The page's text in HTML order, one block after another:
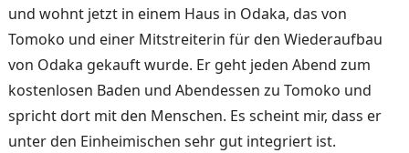
und wohnt jetzt in einem Haus in Odaka, das von
Tomoko und einer Mit­streiterin für den Wiederauf­bau
von Odaka gekauft wurde. Er geht jeden Abend zum
kos­tenlosen Baden und Abendes­sen zu Tomoko und
spricht dort mit den Menschen. Es scheint mir, dass er
unter den Einheimischen sehr gut inte­griert ist.